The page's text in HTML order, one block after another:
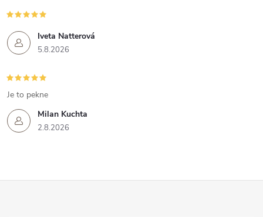
Iveta Natterová
5.8.2026
Milan Kuchta
2.8.2026
Je to pekne